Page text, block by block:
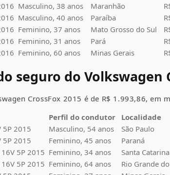
Masculino, 38 anos Maranhão
Masculino, 40 anos Paraíba
Feminino, 37 anos Mato Grosso do Sul
Feminino, 31 anos Pará
Feminino, 60 anos Minas Gerais
seguro do Volkswagen
CrossFox 2015 é de R$ 1.993,86, em
Perfil do condutor Localidade
5P 2015 Masculino, 54 anos São Paulo
5P 2015 Feminino, 45 anos Paraná
5P 2015 Feminino, 34 anos Santa Catarina
5P 2015 Feminino, 64 anos Rio Grande